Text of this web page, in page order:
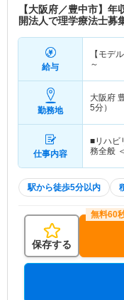
【大阪府／豊中市】
開法人で理学療法士募
給与
【モデ
～
勤務地
大阪府
5分）
仕事内容
■リハビ
務全般
駅から徒歩5分以内
保存する